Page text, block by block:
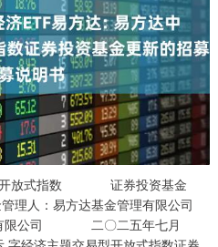
集团有限公司 15.1010％ 广州市广永国有资产经营有限公司 7.5505％ 珠海祺荣宝投资合伙企业（有限合伙） 1.5087％ 珠海祺泰宝投资合伙企业（有限合伙） 1.6205％ 珠海祺丰宝投资合伙企业（有限合伙） 1.5309％ 珠海聚莱康投资合伙企业（有限合伙） 1.7558％ 珠海聚宁康投资合伙企业（有限合伙） 1.4396％ 珠海聚弘康投资合伙企业（有限合伙） 1.5388％ 总 计 100％ 二、主要人员情况 刘晓艳女士，经济学博士。现任易方达基金管理有限公司董事长，广州投资顾问 学院 管理有限公司董事。曾任广发证券有限责任公司投资理财部副经理、基金经理、基金 投资 理财部副总经理，易方达基金管理有限公司督察员、监察部总经理、总裁助理、市场总 监、 副总经理、总经理、副董事长、董事长（联席），易方达资产管理有限公司董事，易 方达 资产管理（香港）有限公司董事长，易方达国际控股有限公司董事。 吴欣荣先生，工学硕士。现任易方达基金管理有限公司董事、总经理，易方达资 产管 理（香港）有限公司董事。曾任易方达基金管理有限公司研究员、投资管理部经理、 基金 经理、基金投资部副总经理、研究部副总经理、研究部总经理、基金投资部总经理、 总裁 助理、公募基金投资部总经理、权益投资总部总经理、权益投资总监、权益投资决策 委员 会委员、副总经理级高级管理人员、执行总经理，易方达国际控股有限公司董事。 王麒麟先生，管理学、法学学士。现任易方达基金管理有限公司董事，广东粤财 信托 有限公司党委副书记、董事、总经理。曾任广东粤财投资控股有限公司资产管理部业务 员、 农业项目部经理助理；广东粤财信托有限公司信托管理二部经理助理、副经理，信托 管理 部副经理、经理、副总经理，信托管理一部副总经理、总经理，机构业务部总经理； 广东 粤财金融租赁股份有限公司副总经理、总经理。 徐佑军先生，经济学硕士。现任易方达基金管理有限公司董事，广发证券股份有 限公 司副总经理。曾任广州交通房地产公司开发部员工，广东珠江投资公司企管部员工， 广州 证券有限责任公司投资银行部经理，广发证券股份有限公司投资银行部业务经理、湖 北总 部总经理助理、投资银行部总经理助理、投行综合管理部总经理助理、兼并收购部执 行董 事、董事会办公室总经理、公司董事会秘书、联席公司秘书、证券事务代表、公司合 规总 监、合规与法律事务部总经理。 邝广雄先生，工商管理硕士。现任易方达基金管理有限公司董事，盈峰集团有限 公司 董事、执行总裁，顾家家居股份有限公司董事长，盈峰环境科技集团股份有限公司董 事， 广东盈峰普惠互联小额贷款股份有限公司董事，盈合（深圳）机器人与自动化科技有 限公 司董事长，广东盈峰材料技术股份有限公司董事长，佛山市盈峰贸易有限公司执行董 事兼 总经理，宁波盈峰睿和投资管理有限公司执行董事、经理，宁波盈峰捭阖文化产业投 资有 限公司执行董事、经理，宁波盈峰资产管理有限公司执行董事、经理。曾任美的日电 集团 财务经理，美的美国公司财务经理，美的厨房电器财务总监，美的中央空调财务总监 ，美 的库卡中国合资公司财务总监。 陈媛女士，经济学硕士。现任易方达基金管理有限公司董事，广东省广晟控股集 团有 限公司资本运营部部长。曾任广东省广晟财务有限公司资金业务部副部长（主持工作 ）、 资金业务部部长、融资管控部部长，广东省广晟控股集团有限公司财务管理部副部长。 王承志先生，法学博士。现任易方达基金管理有限公司独立董事，中山大学法学 院副 教授、博士生导师，广东省法学会国际法学研究会秘书长，中国国际私法学会理事， 广东 神朗律师事务所兼职律师，深圳市美之高科技股份有限公司独立董事，祥鑫科技股份 有限 公司独立董事，广州恒运企业集团股份有限公司独立董事。曾任美国天普大学法学院 访问 副教授，广东凯金新能源科技股份有限公司独立董事，江苏凯强医学检验有限公司董 事， 广东茉莉数字科技集团股份有限公司独立董事，艾尔玛科技股份有限公司独立董事。 高建先生，工学博士。现任易方达基金管理有限公司独立董事，清华大学经济管 理学 院教授、博士生导师、学术委员会副主任, 南通苏锡通控股集团有限公司创业投资决策委 员会外聘专家委员。曾任重庆建筑工程学院建筑管理工程系助教、讲师、教研室副主 任， 清华大学经济管理学院讲师、副教授、技术经济与管理系主任、创新创业与战略系主 任、 院长助理、副院长、党委书记，山东新北洋信息技术股份有限公司独立董事，中融人 寿保 险股份有限公司独立董事,深圳市力合科创股份有限公司独立董事，固生堂控股有限公司非 执行董事。 刘劲先生，工商管理博士。现任易方达基金管理有限公司独立董事，长江商学院 会计 与金融教授、投资研究中心主任、教授管理委员会主席，闪送必应有限公司独立董事 。曾 任哥伦比亚大学经济学讲师，加州大学洛杉矶分校安德森管理学院助理教授、副教授 、终 身教授，长江商学院行政副院长、DBA 项目副院长、创创社区项目发起人兼副院长， 云南 白药集团股份有限公司独立董事，瑞士银行（中国）有限公司独立董事，秦川机床工 具集 团股份公司独立董事，浙江红蜻蜓鞋业股份有限公司独立董事，中国天伦燃气控股有 限公 司独立非执行董事。 陈能先生，经济学学士。现任易方达基金管理有限公司监事会主席，广东粤财投 资控 股有限公司职工董事、审计部总经理。曾任广东省轻工业品进出口（集团）塑胶公司 财务 部员工，广州对外经济贸易信托投资公司财务部副经理，广东粤财信托投资公司计划 财务 部业务经理，广东粤财实业发展公司财务部经理，广东粤财信托有限公司信托财务部 副总 经理、财务部总经理、审计部总经理，广东粤财投资控股有限公司审计部副总经理（ 主持 工作）。 危勇先生，经济学博士。现任易方达基金管理有限公司监事，广州市广永国有资 产经 营有限公司董事长，广州广永科技发展有限公司董事长、总经理。曾任中国水利水电 第八 工程局三产实业开发部秘书，中国人民银行广州分行统计研究处干部、货币信贷管理 处主 任科员、营管部综合处助理调研员，广州金融控股集团有限公司行政办公室主任，广 州市 广永国有资产经营有限公司总裁，广州金融资产交易中心有限公司董事，广州股权交 易中 心有限公司董事，广州广永丽都酒店有限公司董事长，万联证券股份有限公司监事， 广州 广永股权投资基金管理有限公司董事长，广州赛马娱乐总公司董事，广州广永投资管 理有 限公司董事长，广州银行股份有限公司董事。 廖智先生，经济学硕士。现任易方达基金管理有限公司监事、总裁助理、党群工 作部 联席总经理，易方达资产管理有限公司监事，易方达私募基金管理有限公司监事，易 方达 财富管理基金销售（广州）有限公司监事，广东粤财互联网金融股份有限公司董事。 曾任 广东证券股份有限公司基金部主管，易方达基金管理有限公司综合管理部副总经理、 人力 资源部副总经理、市场部总经理、互联网金融部总经理、综合管理部总经理、行政管 理部 总经理。 付浩先生，经济学硕士。现任易方达基金管理有限公司监事、权益投资管理部总经 理、 权益投资决策委员会委员、多资产投资决策委员会委员。曾任广东粤财信托投资有限 公司 国际金融部职员，深圳和君创业研究咨询有限公司管理咨询项目经理，湖南证券投资 银行 总部项目经理，融通基金管理有限公司研究策划部研究员，易方达基金管理有限公司 权益 投资总部副总经理、养老金与专户权益投资部副总经理、公募基金投资部总经理、基 金经 理助理、投资经理、基金经理。 吴镝先生，经济学硕士。现任易方达基金管理有限公司监事、人力资源部总经理 、办 公室总经理，易方达资产管理有限公司董事，易方达私募基金管理有限公司董事，易 方达 财富管理基金销售（广州）有限公司董事，易方达资产管理（香港）有限公司董事。 曾任 江南证券有限责任公司职员，金鹰基金管理有限公司投资管理部交易员，易方达基金 管理 有限公司集中交易室交易员、总经理助理、副总经理，研究部总经理助理、副总经理 ，权 益运作支持部总经理。 马骏先生，工商管理硕士（EMBA）。现任易方达基金管理有限公司副总经理级高 级管 理人员、固定收益投资决策委员会委员、基础设施资产管理委员会委员，易方达资产 管理 有限公司董事，易方达私募基金管理有限公司董事长，易方达资产管理（香港）有限 公司 董事长、QFI 业务负责人。曾任君安证券有限公司营业部职员，深圳众大投资有限公 司投 资部副总经理，广发证券有限责任公司研究员，易方达基金管理有限公司基金经理、 固定 收益部总经理、现金管理部总经理、固定收益总部总经理、总裁助理、固定收益投资总 监、 固定收益首席投资官，易方达资产管理（香港）有限公司市场及产品委员会委员。 娄利舟女士，工商管理硕士（EMBA）、经济学硕士。现任易方达基金管理有限公 司副 总经理级高级管理人员、FOF 投资决策委员会委员，易方达私募基金管理有限公司董 事， 易方达国际控股有限公司董事长，易方达资产管理（香港）有限公司董事。曾任联合 证券 有限责任公司证券营业部分析师、研究所策略研究员、经纪业务部高级经理，易方达 基金 管理有限公司销售支持中心经理、市场部总经理助理、市场部副总经理、广州分公司 总经 理、北京分公司总经理、总裁助理，易方达资产管理有限公司总经理、董事长。 陈彤先生，经济学博士。现任易方达基金管理有限公司副总经理级高级管理人员 ，易 方达财富管理基金销售（广州）有限公司董事长。曾任中国经济开发信托投资公司成 都营 业部研发部副经理、交易部经理、研发部经理、证券总部研究部行业研究员，易方达 基金 管理有限公司市场拓展部主管、基金经理、市场部华东区大区销售经理、市场部总经 理助 理、南京分公司总经理、成都分公司总经理、上海分公司总经理、总裁助理、市场总 监， 易方达国际控股有限公司董事。 张南女士，经济学博士。现任易方达基金管理有限公司副总经理级高级管理人员 、发 展研究中心总经理。曾任广东省经济贸易委员会主任科员、副处长，易方达基金管理 有限 公司市场拓展部副总经理、监察部总经理、督察长。 范岳先生，工商管理硕士。现任易方达基金管理有限公司副总经理级高级管理人 员、 基础设施资产管理委员会委员，易方达资产管理有限公司董事，易方达财富管理基金 销售 （广州）有限公司董事，易方达资产管理（香港）有限公司董事。曾任中国工商银行 深圳 分行国际业务部科员，深圳证券登记结算公司办公室经理、国际部经理，深圳证券交 易所 北京中心助理主任、上市部副总监、基金债券部副总监、基金管理部总监，易方达资 产管 理有限公司副董事长。 高松凡先生，工商管理硕士（EMBA）。现任易方达基金管理有限公司副总经理级 高级 管理人员（首席养老金业务官）。曾任招商银行总行人事部高级经理、企业年金中心 副主 任，浦东发展银行总行企业年金部总经理，长江养老保险公司首席市场总监，易方达 基金 管理